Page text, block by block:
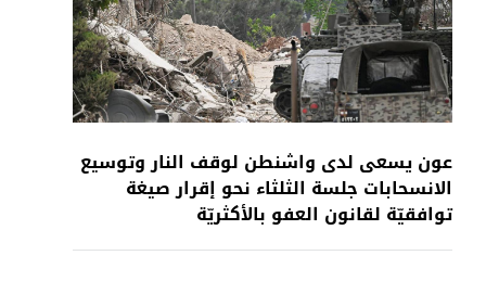
عون يسعى لدى واشنطن لوقف النار وتوسيع
الانسحابات جلسة الثلثاء نحو إقرار صيغة
توافقيّة لقانون العفو بالأكثريّة